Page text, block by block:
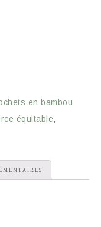
en bambou
équitable,